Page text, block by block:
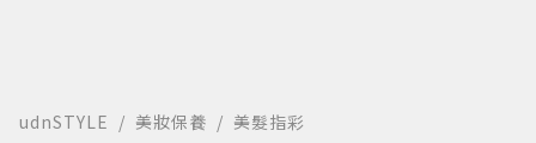
udnSTYLE 美妝保養 美髮指彩